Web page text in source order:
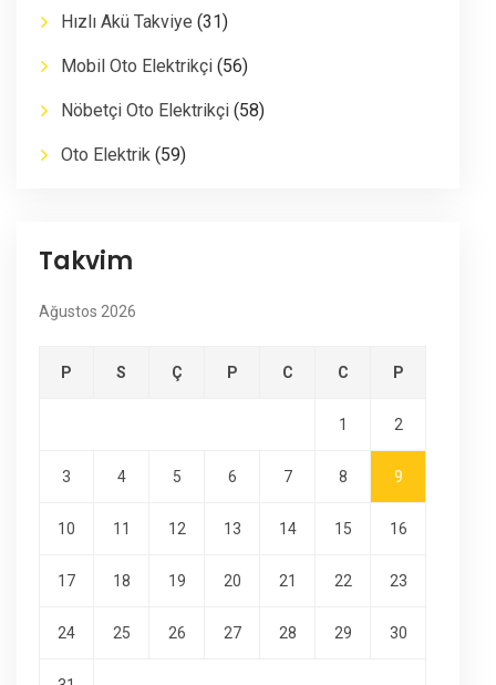
Hızlı Akü Takviye (31)
Mobil Oto Elektrikçi (56)
Nöbetçi Oto Elektrikçi (58)
Oto Elektrik (59)
Takvim
Ağustos 2026
P S Ç P C C P
1 2
3 4 5 6 7 8 9
10 11 12 13 14 15 16
17 18 19 20 21 22 23
24 25 26 27 28 29 30